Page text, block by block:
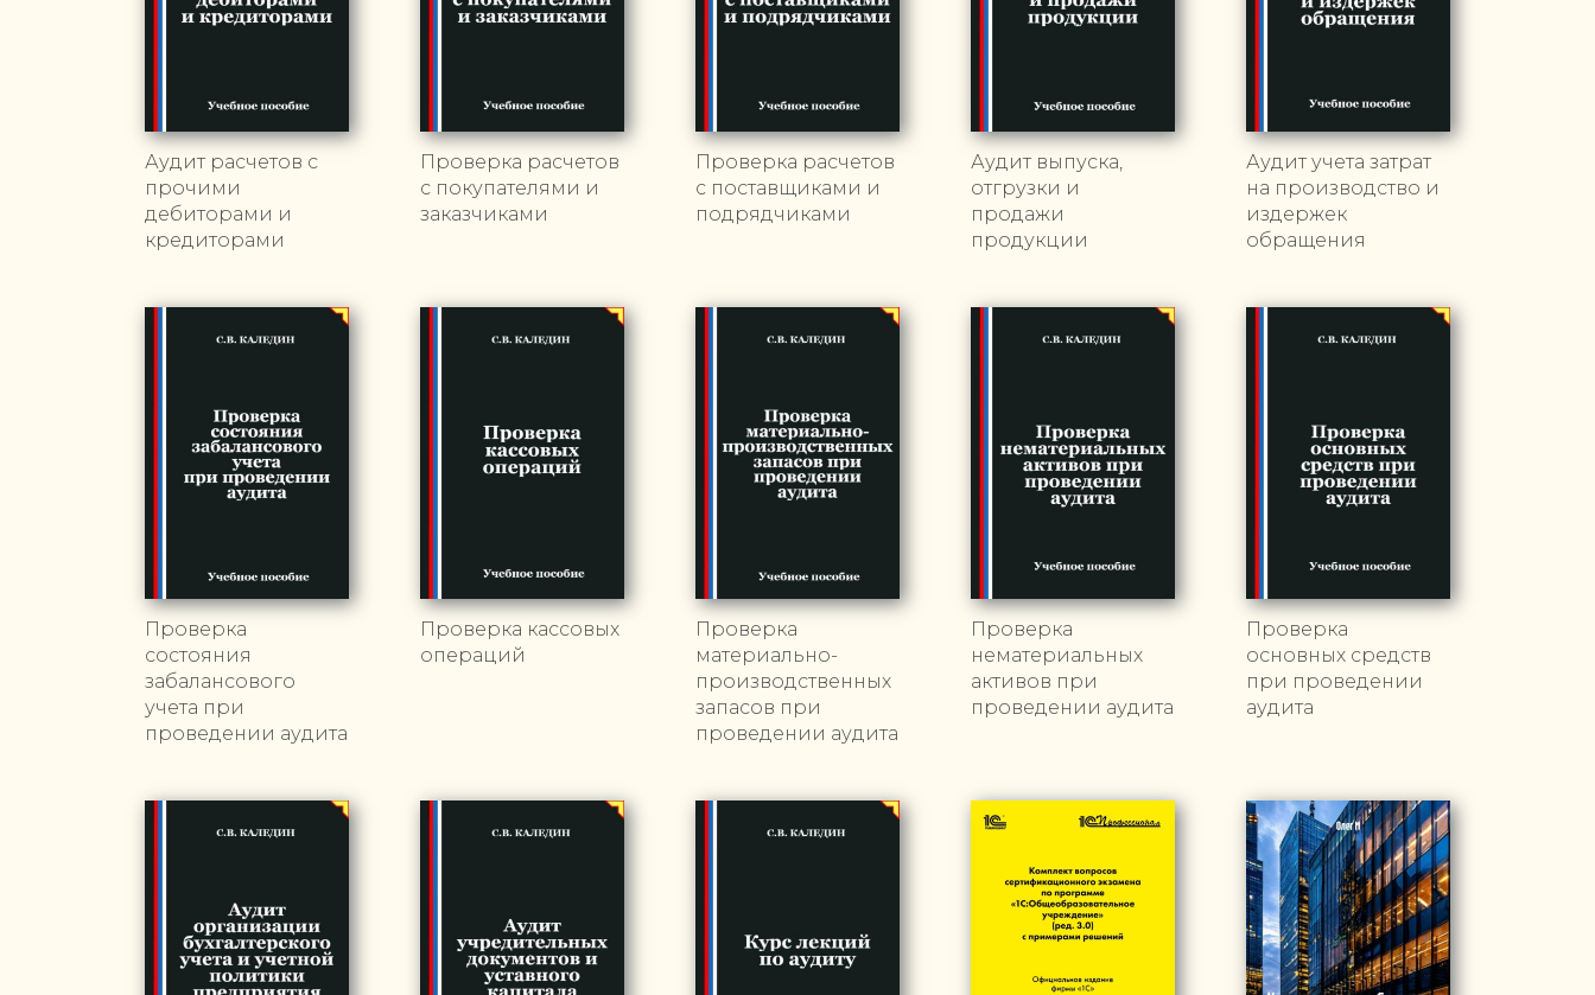
Аудит расчетов с
прочими
дебиторами и
кредиторами
Проверка расчетов
с покупателями и
заказчиками
Проверка расчетов
с поставщиками и
подрядчиками
Аудит выпуска,
отгрузки и
продажи
продукции
Аудит учета затрат
на производство и
издержек
обращения
Проверка
состояния
забалансового
учета при
проведении аудита
Проверка кассовых
операций
Проверка
материально-
производственных
запасов при
проведении аудита
Проверка
нематериальных
активов при
проведении аудита
Проверка
основных средств
при проведении
аудита